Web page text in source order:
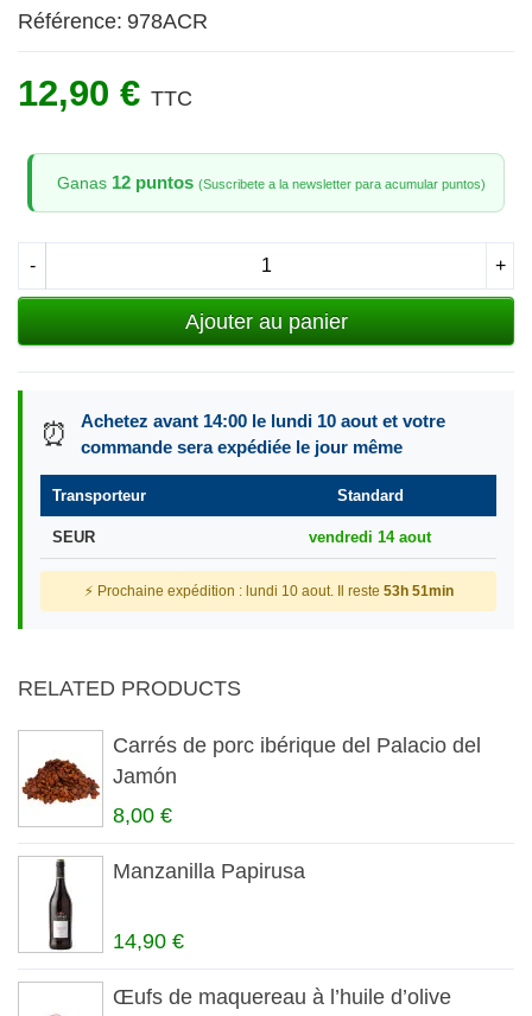
Référence: 978ACR
12,90 € TTC
Ganas 12 puntos (Suscribete a la newsletter para acumular puntos)
- +
Ajouter au panier
⏰
Achetez avant 14:00 le lundi 10 aout et votre
commande sera expédiée le jour même
Transporteur Standard
SEUR vendredi 14 aout
⚡ Prochaine expédition : lundi 10 aout. Il reste 53h 51min
RELATED PRODUCTS
Carrés de porc ibérique del Palacio del
Jamón
8,00 €
Manzanilla Papirusa
14,90 €
Œufs de maquereau à l’huile d’olive